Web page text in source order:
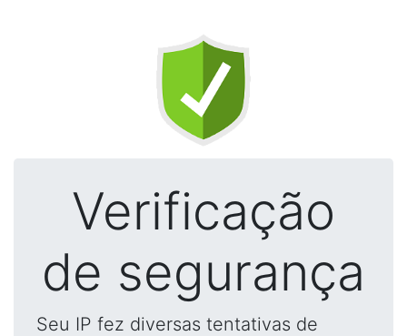
Verificação
de segurança
Seu IP fez diversas tentativas de